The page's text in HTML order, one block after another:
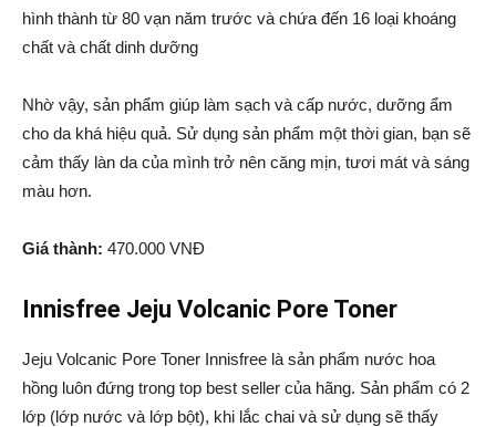
hình thành từ 80 vạn năm trước và chứa đến 16 loại khoáng
chất và chất dinh dưỡng
Nhờ vậy, sản phẩm giúp làm sạch và cấp nước, dưỡng ẩm
cho da khá hiệu quả. Sử dụng sản phẩm một thời gian, bạn sẽ
cảm thấy làn da của mình trở nên căng mịn, tươi mát và sáng
màu hơn.
Giá thành: 470.000 VNĐ
Innisfree Jeju Volcanic Pore Toner
Jeju Volcanic Pore Toner Innisfree là sản phẩm nước hoa
hồng luôn đứng trong top best seller của hãng. Sản phẩm có 2
lớp (lớp nước và lớp bột), khi lắc chai và sử dụng sẽ thấy